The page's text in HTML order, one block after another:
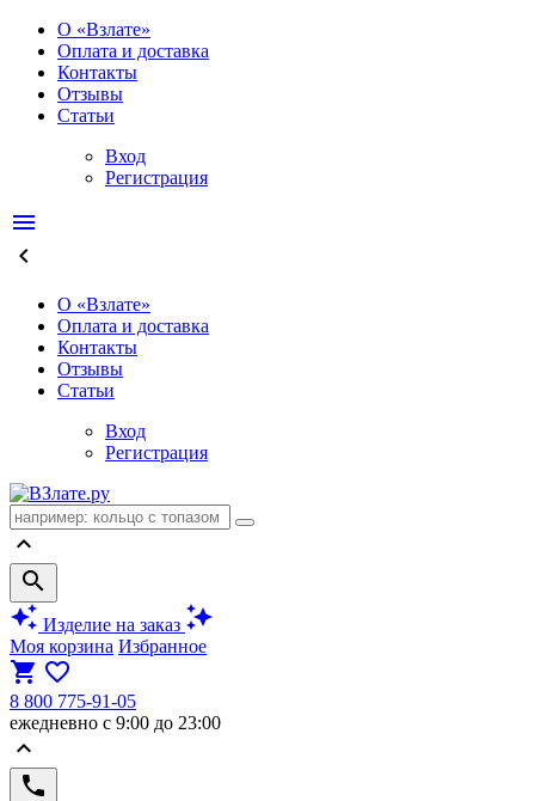
О «Взлате»
Оплата и доставка
Контакты
Отзывы
Статьи
Вход
Регистрация
menu
keyboard_arrow_left
О «Взлате»
Оплата и доставка
Контакты
Отзывы
Статьи
Вход
Регистрация
keyboard_arrow_up
search
auto_awesome Изделие на заказ auto_awesome
Моя корзина Избранное
shopping_cart favorite_border
8 800 775-91-05
ежедневно с 9:00 до 23:00
keyboard_arrow_up
phone